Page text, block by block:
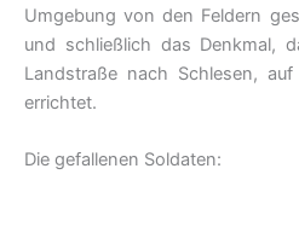
Umgebung von den Feldern
und schließlich das Denkmal,
Landstraße nach Schlesen,
errichtet.
Die gefallenen Soldaten: